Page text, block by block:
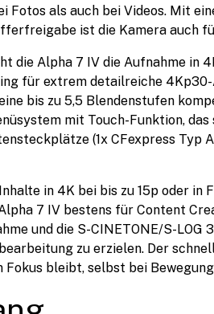
Fotos als auch bei Videos. Mit
ist die Kamera auch
die Alpha 7 IV die Aufnahme in
für extrem detailreiche
bis zu 5,5 Blendenstufen
mit Touch-Funktion,
(1x CFexpress Typ
in 4K bei bis zu 15p oder in
7 IV bestens für Content
und die S-CINETONE/S-
zu erzielen. Der
Fokus bleibt, selbst bei